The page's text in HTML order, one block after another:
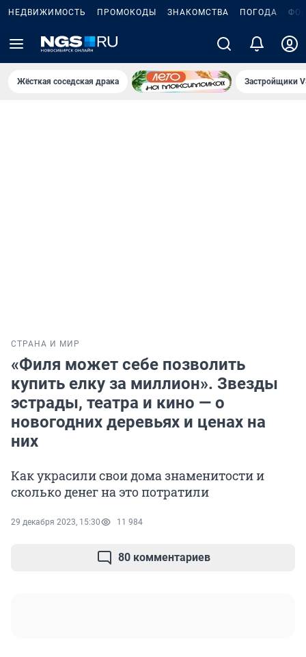
НЕДВИЖИМОСТЬ ПРОМОКОДЫ ЗНАКОМСТВА ПОГОДА
Жёсткая соседская драка Застройщики
СТРАНА И МИР
«Филя может себе позволить
купить елку за миллион». Звезды
эстрады, театра и кино — о
новогодних деревьях и ценах на
них
Как украсили свои дома знаменитости и
сколько денег на это потратили
29 декабря 2023, 15:30 11 984
80 комментариев